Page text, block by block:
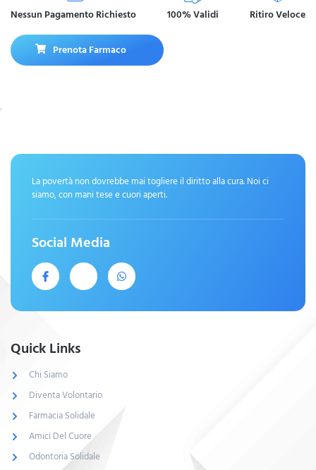
Nessun Pagamento Richiesto 100% Validi Ritiro Veloce
Prenota Farmaco
La povertà non dovrebbe mai togliere il diritto alla cura. Noi ci
siamo, con mani tese e cuori aperti.
Social Media
Quick Links
Chi Siamo
Diventa Volontario
Farmacia Solidale
Amici Del Cuore
Odontoria Solidale